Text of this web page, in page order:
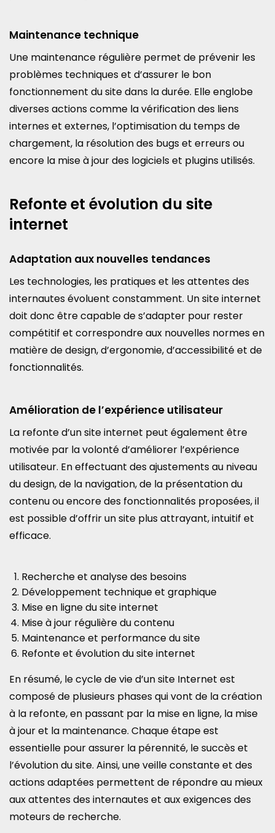
Maintenance technique
Une maintenance régulière permet de prévenir les
problèmes techniques et d’assurer le bon
fonctionnement du site dans la durée. Elle englobe
diverses actions comme la vérification des liens
internes et externes, l’optimisation du temps de
chargement, la résolution des bugs et erreurs ou
encore la mise à jour des logiciels et plugins utilisés.
Refonte et évolution du site
internet
Adaptation aux nouvelles tendances
Les technologies, les pratiques et les attentes des
internautes évoluent constamment. Un site internet
doit donc être capable de s’adapter pour rester
compétitif et correspondre aux nouvelles normes en
matière de design, d’ergonomie, d’accessibilité et de
fonctionnalités.
Amélioration de l’expérience utilisateur
La refonte d’un site internet peut également être
motivée par la volonté d’améliorer l’expérience
utilisateur. En effectuant des ajustements au niveau
du design, de la navigation, de la présentation du
contenu ou encore des fonctionnalités proposées, il
est possible d’offrir un site plus attrayant, intuitif et
efficace.
Recherche et analyse des besoins
Développement technique et graphique
Mise en ligne du site internet
Mise à jour régulière du contenu
Maintenance et performance du site
Refonte et évolution du site internet
En résumé, le cycle de vie d’un site Internet est
composé de plusieurs phases qui vont de la création
à la refonte, en passant par la mise en ligne, la mise
à jour et la maintenance. Chaque étape est
essentielle pour assurer la pérennité, le succès et
l’évolution du site. Ainsi, une veille constante et des
actions adaptées permettent de répondre au mieux
aux attentes des internautes et aux exigences des
moteurs de recherche.